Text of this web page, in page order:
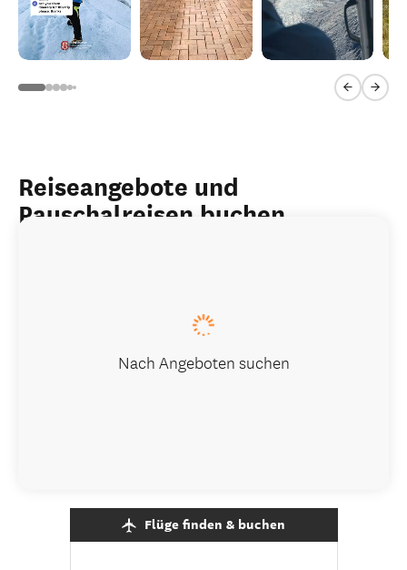
Previous
Next
Reiseangebote und
Pauschalreisen buchen
Nach Angeboten suchen
Flüge finden & buchen